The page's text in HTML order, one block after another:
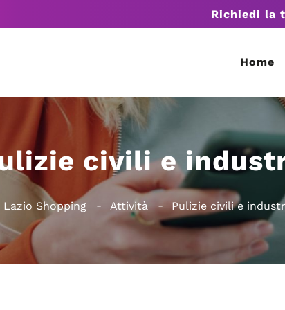
Richiedi la
Home
civili e
Lazio Shopping Attività Pulizie civili e